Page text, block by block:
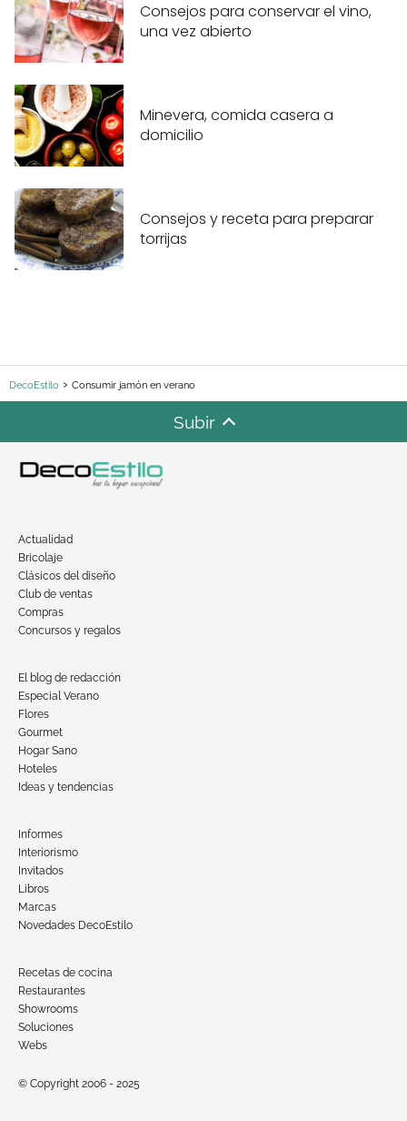
Consejos para conservar el vino,
una vez abierto
Minevera, comida casera a
domicilio
Consejos y receta para preparar
torrijas
DecoEstilo Consumir jamón en verano
Subir
Actualidad
Bricolaje
Clásicos del diseño
Club de ventas
Compras
Concursos y regalos
El blog de redacción
Especial Verano
Flores
Gourmet
Hogar Sano
Hoteles
Ideas y tendencias
Informes
Interiorismo
Invitados
Libros
Marcas
Novedades DecoEstilo
Recetas de cocina
Restaurantes
Showrooms
Soluciones
Webs
© Copyright 2006 - 2025